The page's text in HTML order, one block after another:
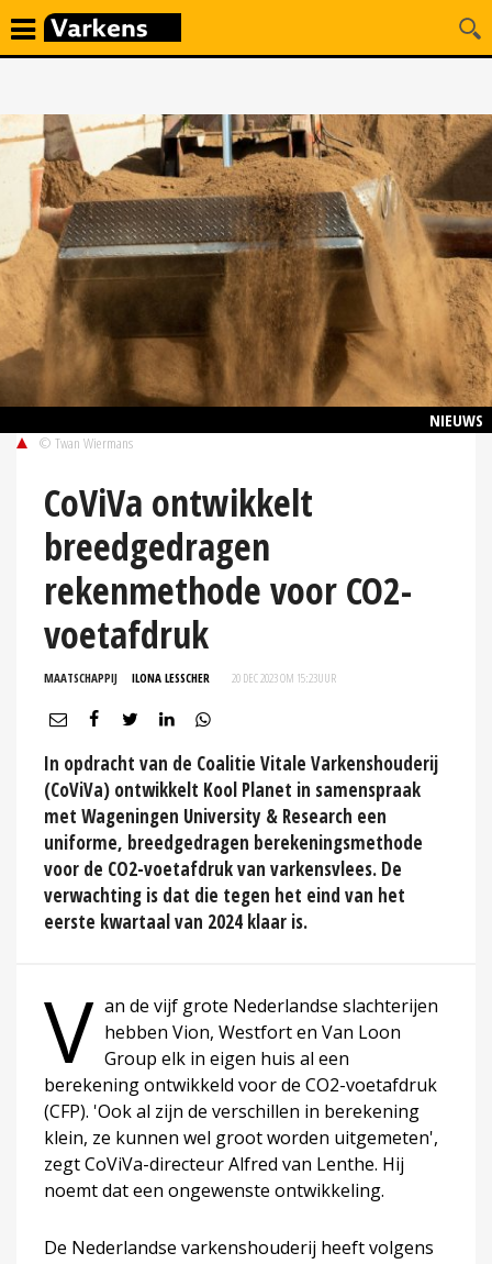
NIEUWS
© Twan Wiermans
CoViVa ontwikkelt
breedgedragen
rekenmethode voor CO2-
voetafdruk
MAATSCHAPPIJ ILONA LESSCHER 20 DEC 2023 OM 15:23UUR
In opdracht van de Coalitie Vitale Varkenshouderij
(CoViVa) ontwikkelt Kool Planet in samenspraak
met Wageningen University & Research een
uniforme, breedgedragen berekeningsmethode
voor de CO2-voetafdruk van varkensvlees. De
verwachting is dat die tegen het eind van het
eerste kwartaal van 2024 klaar is.
V an de vijf grote Nederlandse slachterijen
hebben Vion, Westfort en Van Loon
Group elk in eigen huis al een
berekening ontwikkeld voor de CO2-voetafdruk
(CFP). 'Ook al zijn de verschillen in berekening
klein, ze kunnen wel groot worden uitgemeten',
zegt CoViVa-directeur Alfred van Lenthe. Hij
noemt dat een ongewenste ontwikkeling.
De Nederlandse varkenshouderij heeft volgens